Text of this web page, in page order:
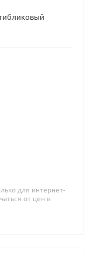
для интернет-
от цен в